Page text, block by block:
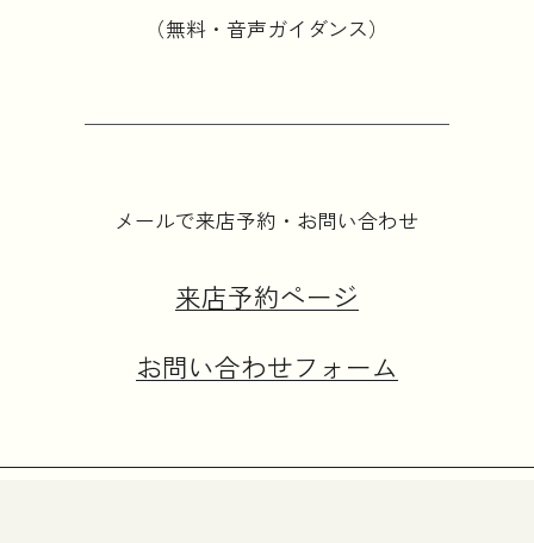
（無料・音声ガイダンス）
メールで来店予約・お問い合わせ
来店予約ページ
お問い合わせフォーム